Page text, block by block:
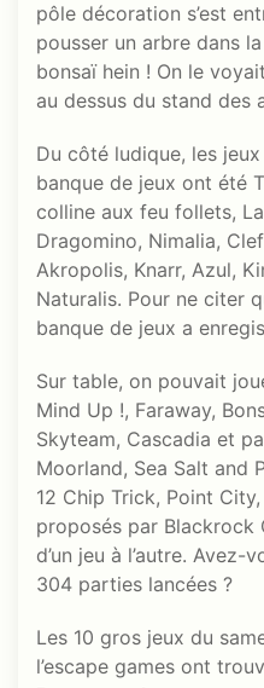
pôle décoration s’est
pousser un arbre dans
bonsaï hein ! On le
au dessus du stand des
Du côté ludique, les
banque de jeux ont été
colline aux feu follets,
Dragomino, Nimalia,
Akropolis, Knarr, Azul,
Naturalis. Pour ne citer
banque de jeux a
Sur table, on pouvait
Mind Up !, Faraway,
Skyteam, Cascadia et
Moorland, Sea Salt and
12 Chip Trick, Point
proposés par Blackrock
d’un jeu à l’autre. Avez-
304 parties lancées ?
Les 10 gros jeux du
l’escape games ont